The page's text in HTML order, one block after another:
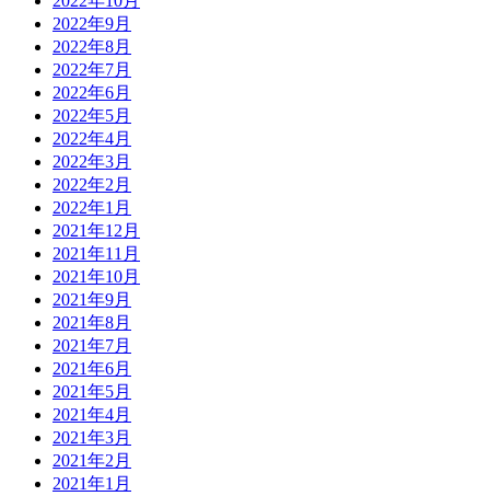
2022年9月
2022年8月
2022年7月
2022年6月
2022年5月
2022年4月
2022年3月
2022年2月
2022年1月
2021年12月
2021年11月
2021年10月
2021年9月
2021年8月
2021年7月
2021年6月
2021年5月
2021年4月
2021年3月
2021年2月
2021年1月